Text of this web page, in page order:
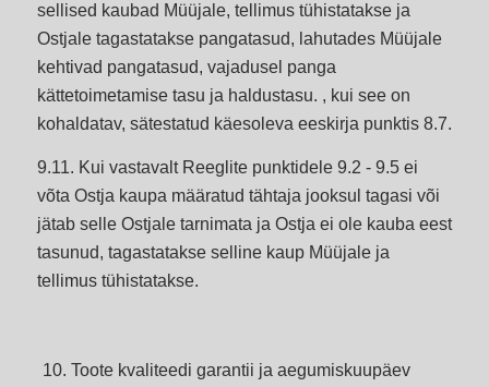
sellised kaubad Müüjale, tellimus tühistatakse ja
Ostjale tagastatakse pangatasud, lahutades Müüjale
kehtivad pangatasud, vajadusel panga
kättetoimetamise tasu ja haldustasu. , kui see on
kohaldatav, sätestatud käesoleva eeskirja punktis 8.7.
9.11. Kui vastavalt Reeglite punktidele 9.2 - 9.5 ei
võta Ostja kaupa määratud tähtaja jooksul tagasi või
jätab selle Ostjale tarnimata ja Ostja ei ole kauba eest
tasunud, tagastatakse selline kaup Müüjale ja
tellimus tühistatakse.
Toote kvaliteedi garantii ja aegumiskuupäev